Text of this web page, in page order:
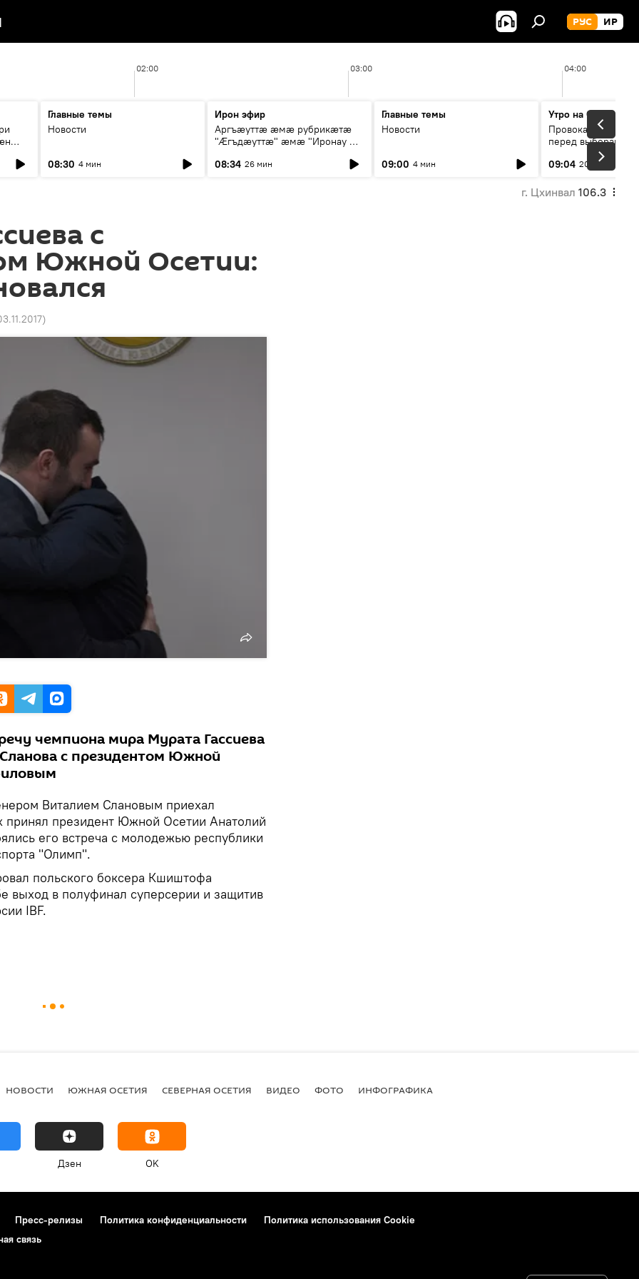
РУС ИР
02:00 03:00 04:00
Главные темы
Новости
08:30 4 мин
Ирон эфир
Аргъæуттæ æмæ рубрикæтæ
"Æгъдæуттæ" æмæ "Иронау æй
08:34 26 мин
Главные темы
Новости
09:00 4 мин
Утро на Спутнике
Провокации со
перед выборами в
09:04 20 мин
г. Цхинвал 106.3
с
Южной Осетии:
)
чемпиона мира Мурата Гассиева
с президентом Южной
Виталием Слановым приехал
принял президент Южной Осетии Анатолий
его встреча с молодежью республики
"Олимп".
польского боксера Кшиштофа
выход в полуфинал суперсерии и защитив
IBF.
НОВОСТИ ЮЖНАЯ ОСЕТИЯ СЕВЕРНАЯ ОСЕТИЯ ВИДЕО ФОТО ИНФОГРАФИКА
Дзен OK
Пресс-релизы Политика конфиденциальности
Политика использования Cookie
связь